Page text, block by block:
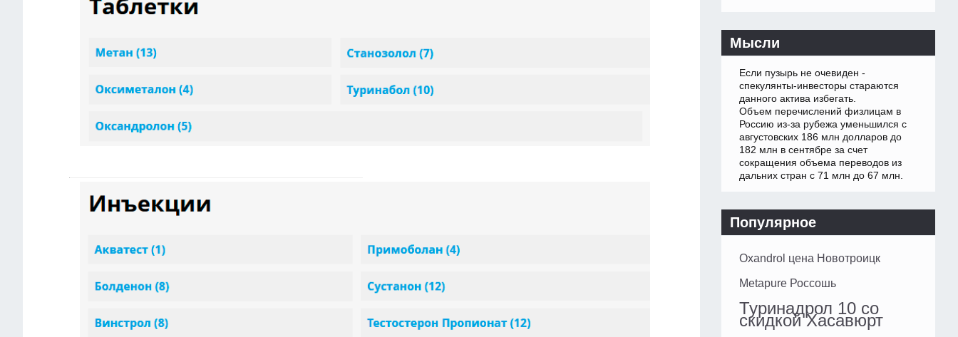
Мысли
Если пузырь не очевиден -
спекулянты-инвесторы стараются
данного актива избегать.
Объем перечислений физлицам в
Россию из-за рубежа уменьшился с
августовских 186 млн долларов до
182 млн в сентябре за счет
сокращения объема переводов из
дальних стран с 71 млн до 67 млн.
Популярное
Oxandrol цена Новотроицк
Metapure Россошь
Туринадрол 10 со
скидкой Хасавюрт